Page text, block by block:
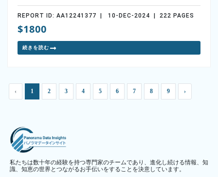
REPORT ID: AA12241377 | 10-DEC-2024 | 222 PAGES
$1800
続きを読む
‹ 1 2 3 4 5 6 7 8 9 ›
私たちは数十年の経験を持つ専門家のチームであり、進化し続ける情報、知
識、知恵の世界とつながるお手伝いをすることを決意しています。